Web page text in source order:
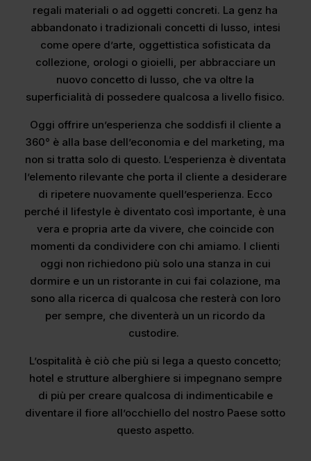
regali materiali o ad oggetti concreti. La genz ha
abbandonato i tradizionali concetti di lusso, intesi
come opere d’arte, oggettistica sofisticata da
collezione, orologi o gioielli, per abbracciare un
nuovo concetto di lusso, che va oltre la
superficialità di possedere qualcosa a livello fisico.
Oggi offrire un’esperienza che soddisfi il cliente a
360° è alla base dell’economia e del marketing, ma
non si tratta solo di questo. L’esperienza è diventata
l’elemento rilevante che porta il cliente a desiderare
di ripetere nuovamente quell’esperienza. Ecco
perché il lifestyle è diventato così importante, è una
vera e propria arte da vivere, che coincide con
momenti da condividere con chi amiamo. I clienti
oggi non richiedono più solo una stanza in cui
dormire e un un ristorante in cui fai colazione, ma
sono alla ricerca di qualcosa che resterà con loro
per sempre, che diventerà un un ricordo da
custodire.
L’ospitalità è ciò che più si lega a questo concetto;
hotel e strutture alberghiere si impegnano sempre
di più per creare qualcosa di indimenticabile e
diventare il fiore all’occhiello del nostro Paese sotto
questo aspetto.